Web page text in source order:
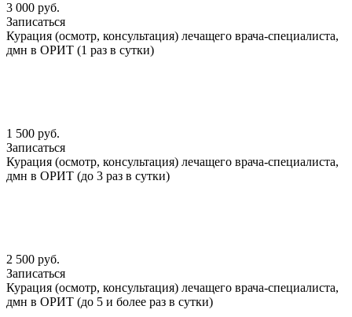
3 000 руб.
Записаться
Курация (осмотр, консультация) лечащего врача-специалиста,
дмн в ОРИТ (1 раз в сутки)
1 500 руб.
Записаться
Курация (осмотр, консультация) лечащего врача-специалиста,
дмн в ОРИТ (до 3 раз в сутки)
2 500 руб.
Записаться
Курация (осмотр, консультация) лечащего врача-специалиста,
дмн в ОРИТ (до 5 и более раз в сутки)